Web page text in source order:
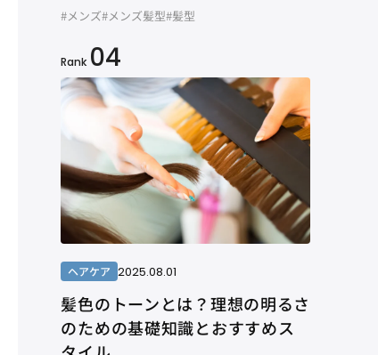
#メンズ#メンズ髪型#髪型
Rank 04
ヘアケア 2025.08.01
髪色のトーンとは？理想の明るさ
のための基礎知識とおすすめス